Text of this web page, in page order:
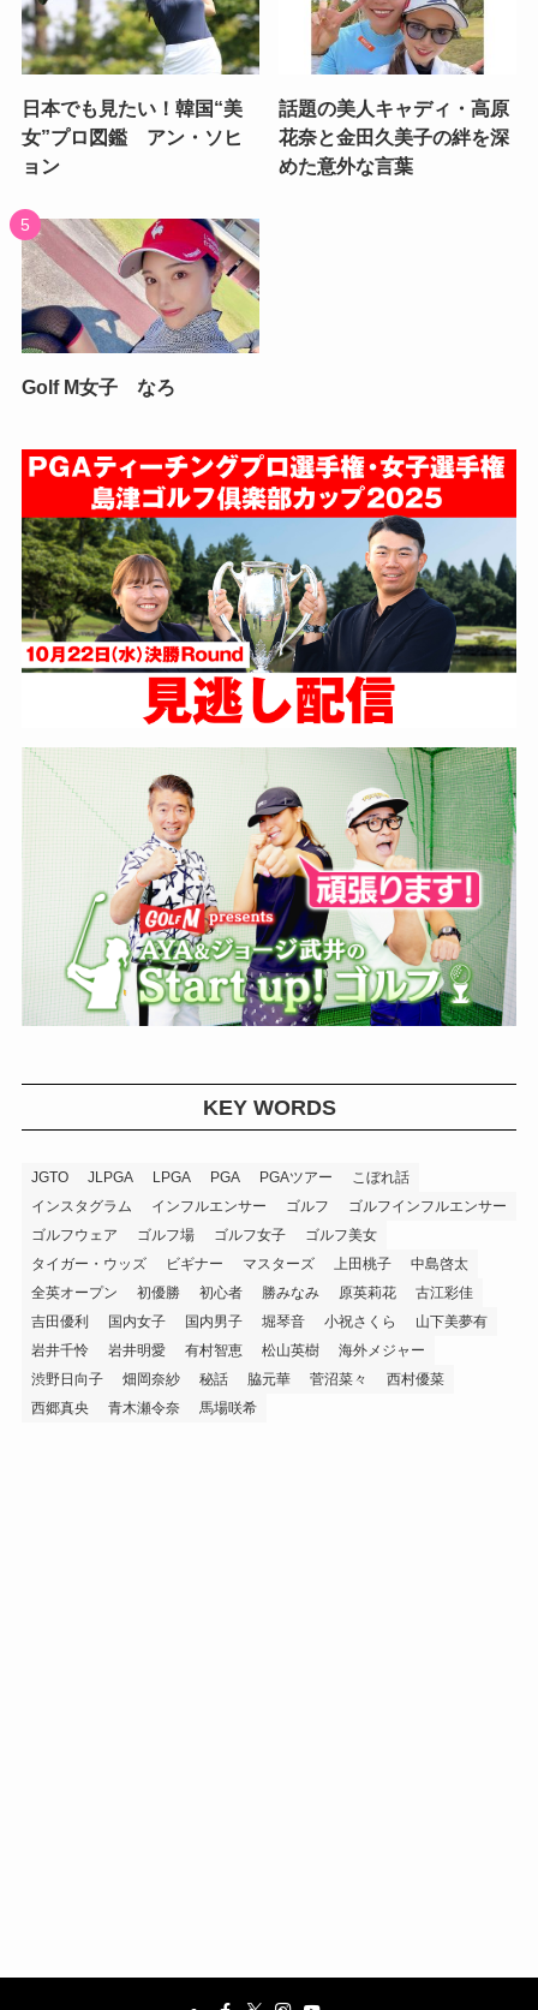
日本でも見たい！韓国“美
女”プロ図鑑 アン・ソヒ
ョン
話題の美人キャディ・高原
花奈と金田久美子の絆を深
めた意外な言葉
Golf M女子 なろ
KEY WORDS
JGTO JLPGA LPGA PGA PGAツアー
こぼれ話
インスタグラム
インフルエンサー ゴルフ
ゴルフインフルエンサー
ゴルフウェア
ゴルフ場 ゴルフ女子
ゴルフ美女
タイガー・ウッズ
ビギナー マスターズ 上田桃子
中島啓太
全英オープン
初優勝 初心者 勝みなみ 原英莉花
古江彩佳
吉田優利
国内女子 国内男子 堀琴音 小祝さくら
山下美夢有
岩井千怜
岩井明愛 有村智恵 松山英樹
海外メジャー
渋野日向子
畑岡奈紗 秘話 脇元華 菅沼菜々
西村優菜
西郷真央
青木瀬令奈 馬場咲希